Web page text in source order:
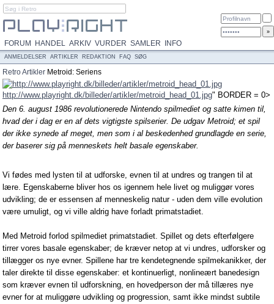
FORUM HANDEL ARKIV VURDER SAMLER INFO
ANMELDELSER ARTIKLER REDAKTION FAQ SØG
RetroArtikler Metroid: Seriens
evolution
http://www.playright.dk/billeder/artikler/metroid_head_01.jpg" BORDER = 0>
Den 6. august 1986 revolutionerede Nintendo spilmediet og satte kimen til,
hvad der i dag er en af dets vigtigste spilserier. De udgav Metroid; et spil
der ikke synede af meget, men som i al beskedenhed grundlagde en serie,
der baserer sig på menneskets helt basale egenskaber.
Vi fødes med lysten til at udforske, evnen til at undres og trangen til at
lære. Egenskaberne bliver hos os igennem hele livet og muliggør vores
udvikling; de er essensen af menneskelig natur - uden dem ville evolution
være umuligt, og vi ville aldrig have forladt primatstadiet.
Med Metroid forlod spilmediet primatstadiet. Spillet og dets efterfølgere
tirrer vores basale egenskaber; de kræver netop at vi undres, udforsker og
tillægger os nye evner. Spillene har tre kendetegnende spilmekanikker, der
taler direkte til disse egenskaber: et kontinuerligt, nonlineært banedesign
som kræver evnen til udforskning, en hovedperson der må tillæres nye
evner for at muliggøre udvikling og progression, samt ikke mindst subtile